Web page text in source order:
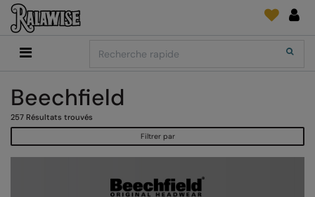
Back
RECOMMANDÉS CETTE SAISON
Back
Add It On
Adidas
Anthem
Back
Anthem
ARTG
Asquith & Fox
Back Back
Broderie
Brands
Back
Back
Faire une demande
Quoi de neuf?
retour d'information
Beechfield
257 Résultats trouvés
Filtrer par